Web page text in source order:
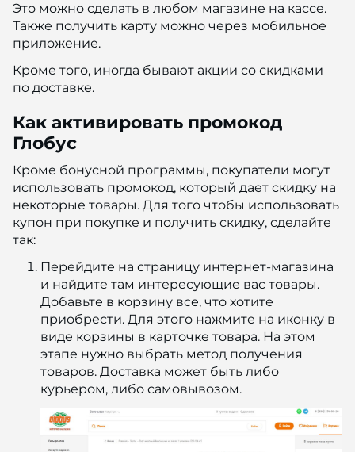
Это можно сделать в любом магазине на кассе.
Также получить карту можно через мобильное
приложение.
Кроме того, иногда бывают акции со скидками
по доставке.
Как активировать промокод
Глобус
Кроме бонусной программы, покупатели могут
использовать промокод, который дает скидку на
некоторые товары. Для того чтобы использовать
купон при покупке и получить скидку, сделайте
так:
Перейдите на страницу интернет-магазина
и найдите там интересующие вас товары.
Добавьте в корзину все, что хотите
приобрести. Для этого нажмите на иконку в
виде корзины в карточке товара. На этом
этапе нужно выбрать метод получения
товаров. Доставка может быть либо
курьером, либо самовывозом.